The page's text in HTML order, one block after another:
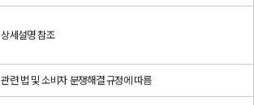
상세설명 참조
관련 법 및 소비자 분쟁해결 규정에 따름